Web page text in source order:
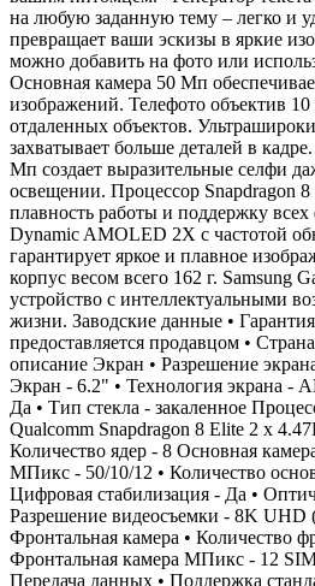
на любую заданную тему – легко и
превращает ваши эскизы в яркие
можно добавить на фото или
Основная камера 50 Мп
изображений. Телефото объектив
отдаленных объектов.
захватывает больше деталей в
Мп создает выразительные селфи
освещении. Процессор Snapdragon 8
плавность работы и поддержку
Dynamic AMOLED 2X с частотой
гарантирует яркое и плавное
корпус весом всего 162 г. Samsung
устройство с интеллектуальными
жизни. Заводские данные •
предоставляется продавцом •
описание Экран • Разрешение
Экран - 6.2" • Технология экрана -
Да • Тип стекла - закаленное
Qualcomm Snapdragon 8 Elite 2 x
Количество ядер - 8 Основная
МПикс - 50/10/12 • Количество
Цифровая стабилизация - Да •
Разрешение видеосъемки - 8K UHD
Фронтальная камера • Количество
Фронтальная камера МПикс - 12
Передача данных • Поддержка